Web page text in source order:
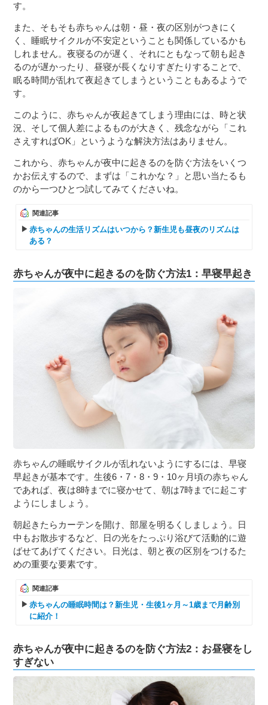
す。
また、そもそも赤ちゃんは朝・昼・夜の区別がつきにく
く、睡眠サイクルが不安定ということも関係しているかも
しれません。夜寝るのが遅く、それにともなって朝も起き
るのが遅かったり、昼寝が長くなりすぎたりすることで、
眠る時間が乱れて夜起きてしまうということもあるようで
す。
このように、赤ちゃんが夜起きてしまう理由には、時と状
況、そして個人差によるものが大きく、残念ながら「これ
さえすればOK」というような解決方法はありません。
これから、赤ちゃんが夜中に起きるのを防ぐ方法をいくつ
かお伝えするので、まずは「これかな？」と思い当たるも
のから一つひとつ試してみてくださいね。
関連記事
赤ちゃんの生活リズムはいつから？新生児も昼夜のリズムは
ある？
赤ちゃんが夜中に起きるのを防ぐ方法1：早寝早起き
赤ちゃんの睡眠サイクルが乱れないようにするには、早寝
早起きが基本です。生後6・7・8・9・10ヶ月頃の赤ちゃん
であれば、夜は8時までに寝かせて、朝は7時までに起こす
ようにしましょう。
朝起きたらカーテンを開け、部屋を明るくしましょう。日
中もお散歩するなど、日の光をたっぷり浴びて活動的に遊
ばせてあげてください。日光は、朝と夜の区別をつけるた
めの重要な要素です。
関連記事
赤ちゃんの睡眠時間は？新生児・生後1ヶ月～1歳まで月齢別
に紹介！
赤ちゃんが夜中に起きるのを防ぐ方法2：お昼寝をし
すぎない